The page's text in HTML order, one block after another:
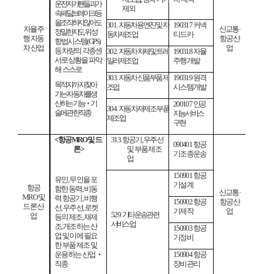
자율주
행 자동
차 산업
운전자가 핸들과 가
속 페달브레이크 등
을 조작하지 않아도
정밀한 지도위성
항법시스템(GPS)
등 차량의 각종센
서로 상황을파악
해 스스로
목적지까지 찾아
가는자동차를 생
산하는 기능‧ 기
술에 관한 직종
신교통·
항공산
업
제외
301.자동차용 엔진 및 자
동차 제조업
190317커넥
티드카
302.자동차 차체 및 트레
일러 제조업
190318자율
주행개발
303.자동차 신품 부품 제
조업
190319원격
시스템개발
304.자동차 재제조 부품
제조업
200107인공
지능서비스
구현
항공
MRO및
드론 산
업
<항공MRO및 드
론>
유인,무인을 포
함한 동력,비동
력 항공기,비행
선,우주선,로켓
등의 제조,재제
조,개조하는 산
업 및 이에 필요
한부품 제조 및
운용하는 산업 ‧
직종
313.항공기,우주선
및 부품 제조
업
090401항공
기조종운송
신교통·
항공산
업
529.기타 운송관련
서비스업
150901항공
기설계
150902항공
기제작
150903항공
기정비
150904항공
장비관리